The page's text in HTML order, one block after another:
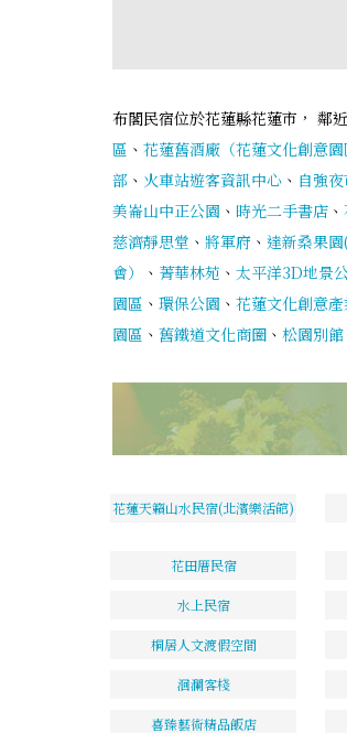
布閣民宿位於花蓮縣花蓮市， 鄰
區 、 花蓮舊酒廠（花蓮文化創意園
部 、 火車站遊客資訊中心 、 自強
美崙山中正公園 、 時光二手書店 、
慈濟靜思堂 、 將軍府 、 達新桑果
會）
、 菁華林苑 、 太平洋3D地景
園區 、 環保公園 、 花蓮文化創意
園區 、 舊鐵道文化商圈 、 松園別館
花蓮天籟山水民宿(北濱樂活館)
花田厝民宿
水上民宿
桐居人文渡假空間
洄瀾客棧
喜臻藝術精品飯店